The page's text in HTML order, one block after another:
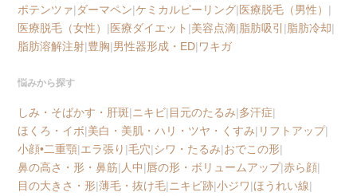
ポテンツァ|ダーマペン|ケミカルピーリング|医療脱毛（男性） |
医療脱毛（女性） |医療ダイエット |美容点滴|脂肪吸引 |脂肪冷却|
脂肪溶解注射|豊胸|男性器形成・ED|ワキガ
悩みから探す
しみ・そばかす・肝斑| ニキビ|目元のたるみ|多汗症|
ほくろ・イボ|美白・美肌・ハリ・ツヤ・くすみ| リフトアップ|
小顔•二重顎|エラ張り |毛穴|シワ・たるみ|おでこの形|
鼻の高さ・形・鼻筋| 人中|唇の形・ボリュームアップ|赤ら顔|
目の大きさ・形|薄毛・抜け毛| ニキビ跡|小ジワ|ほうれい線|